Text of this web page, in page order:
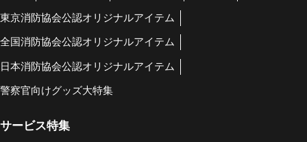
東京消防協会公認オリジナルアイテム
全国消防協会公認オリジナルアイテム
日本消防協会公認オリジナルアイテム
警察官向けグッズ大特集
サービス特集